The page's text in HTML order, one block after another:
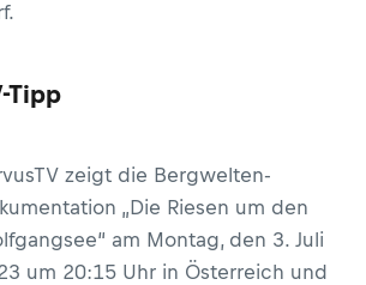
Tipp
zeigt die Bergwelten-
„Die Riesen um den
am Montag, den 3. Juli
um 20:15 Uhr in Österreich und